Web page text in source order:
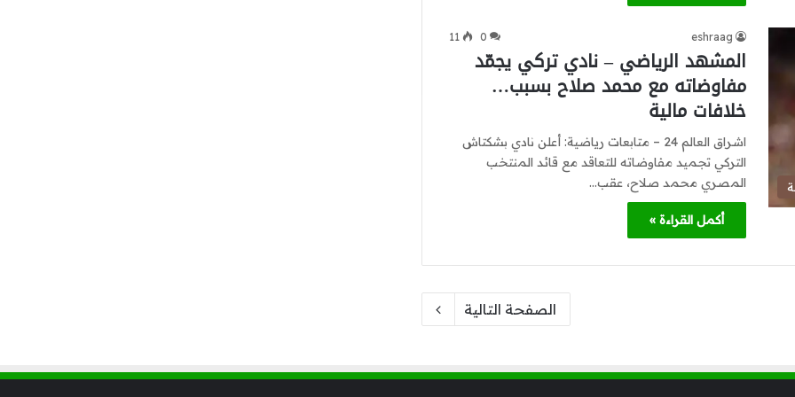
eshraag
0
11
المشهد الرياضي – نادي تركي يجمّد
مفاوضاته مع محمد صلاح بسبب…
خلافات مالية
اشراق العالم 24 – متابعات رياضية: أعلن نادي بشكتاش
التركي تجميد مفاوضاته للتعاقد مع قائد المنتخب
المصري محمد صلاح، عقب…
أكمل القراءة »
الصفحة التالية